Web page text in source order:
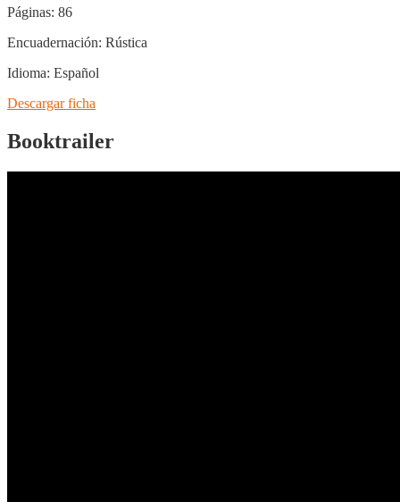
Páginas: 86
Encuadernación: Rústica
Idioma: Español
Descargar ficha
Booktrailer